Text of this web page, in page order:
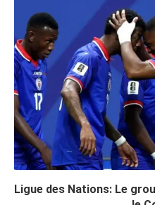
Ligue des Nations: Le